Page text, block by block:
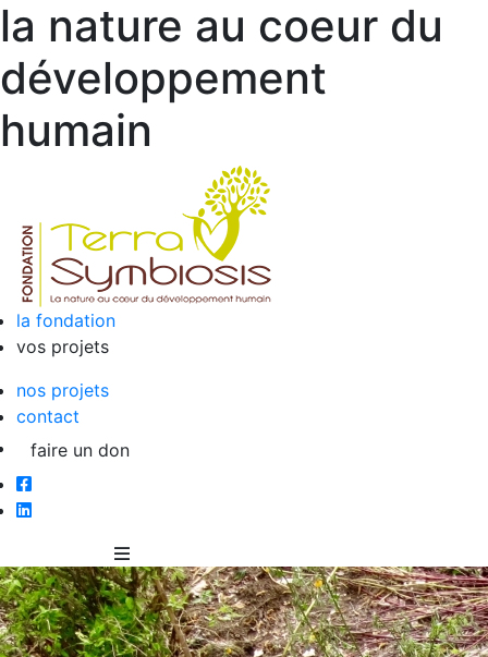
la nature au coeur du
développement
humain
la fondation
vos projets
nos projets
contact
faire un don